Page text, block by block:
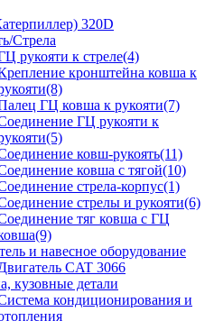
320D
Стрела
рукояти к стреле(4)
кронштейна ковша к
ГЦ ковша к рукояти(7)
ГЦ рукояти к
ковш-рукоять(11)
ковша с тягой(10)
стрела-корпус(1)
стрелы и рукояти(6)
тяг ковша с ГЦ
и навесное оборудование
CAT 3066
кузовные детали
кондиционирования и